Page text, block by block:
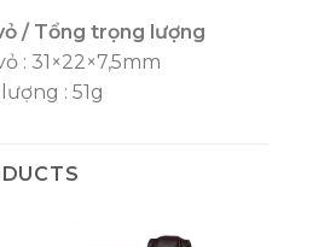
/ Tổng trọng lượng
: 31×22×7,5mm
: 51g